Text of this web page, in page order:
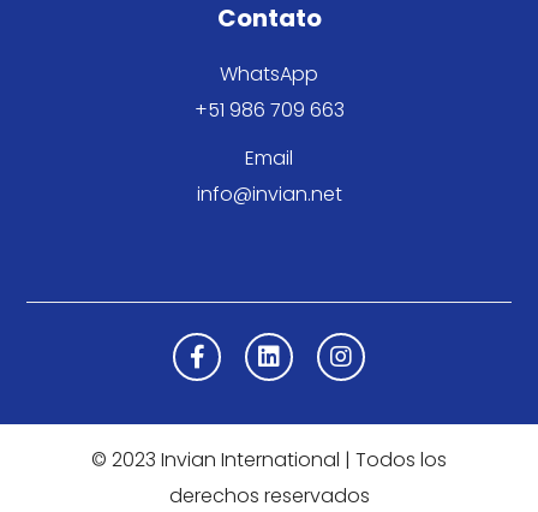
Contato
WhatsApp
+51 986 709 663
Email
info@invian.net
© 2023 Invian International | Todos los
derechos reservados